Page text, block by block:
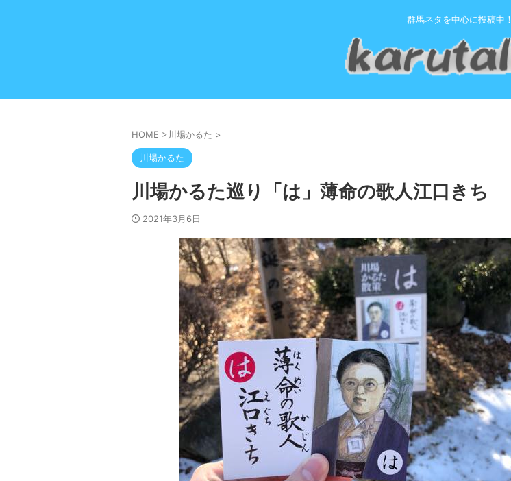
群馬ネタを中心に投稿中！
HOME >川場かるた >
川場かるた
川場かるた巡り「は」薄命の歌人江口きち
2021年3月6日